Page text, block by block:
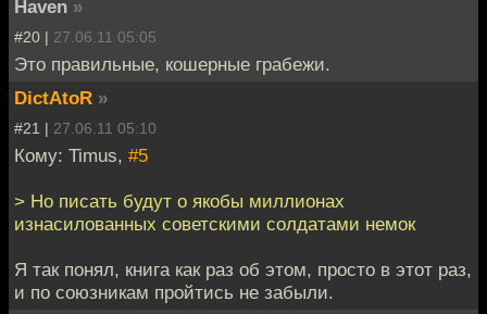
Haven »
#20 | 27.06.11 05:05
Это правильные, кошерные грабежи.
DictAtoR »
#21 | 27.06.11 05:10
Кому: Timus, #5
> Но писать будут о якобы миллионах
изнасилованных советскими солдатами немок
Я так понял, книга как раз об этом, просто в этот раз,
и по союзникам пройтись не забыли.